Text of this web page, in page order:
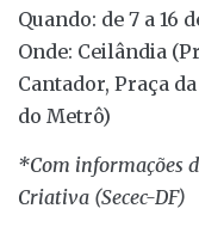
Quando: de 7 a 16
Onde: Ceilândia
Cantador, Praça
do Metrô)
*Com informações
Criativa (Secec-DF)